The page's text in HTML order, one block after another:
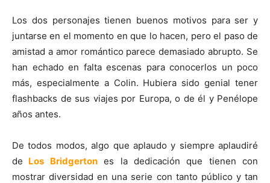
Los dos personajes tienen buenos motivos para ser y
juntarse en el momento en que lo hacen, pero el paso de
amistad a amor romántico parece demasiado abrupto. Se
han echado en falta escenas para conocerlos un poco
más, especialmente a Colin. Hubiera sido genial tener
flashbacks de sus viajes por Europa, o de él y Penélope
años antes.
De todos modos, algo que aplaudo y siempre aplaudiré
de Los Bridgertones la dedicación que tienen con
mostrar diversidad en una serie con tanto público y tan